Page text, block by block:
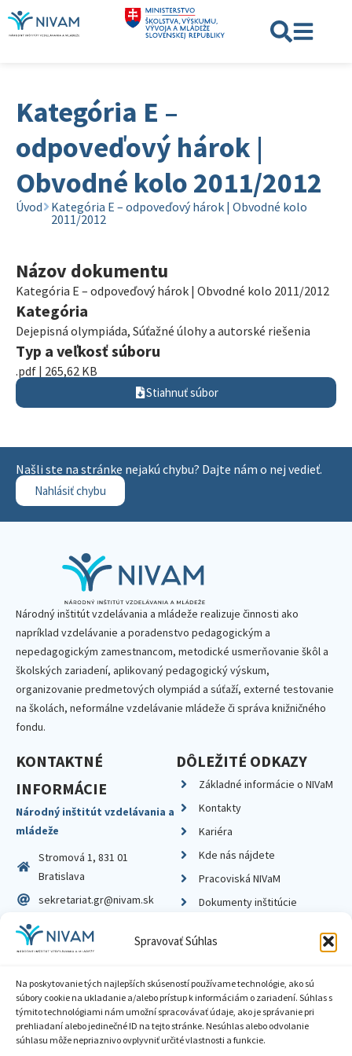
Spravovať Súhlas
Na poskytovanie tých najlepších skúseností používame technológie, ako sú
súbory cookie na ukladanie a/alebo prístup k informáciám o zariadení. Súhlas s
týmito technológiami nám umožní spracovávať údaje, ako je správanie pri
prehliadaní alebo jedinečné ID na tejto stránke. Nesúhlas alebo odvolanie
súhlasu môže nepriaznivo ovplyvniť určité vlastnosti a funkcie.
Kategória E –
odpoveďový hárok |
Obvodné kolo 2011/2012
Úvod
Kategória E – odpoveďový hárok | Obvodné kolo
2011/2012
Názov dokumentu
Kategória E – odpoveďový hárok | Obvodné kolo 2011/2012
Kategória
Dejepisná olympiáda, Súťažné úlohy a autorské riešenia
Typ a veľkosť súboru
.pdf | 265,62 KB
Stiahnuť súbor
Našli ste na stránke nejakú chybu? Dajte nám o nej vedieť.
Nahlásiť chybu
Národný inštitút vzdelávania a mládeže realizuje činnosti ako
napríklad vzdelávanie a poradenstvo pedagogickým a
nepedagogickým zamestnancom, metodické usmerňovanie škôl a
školských zariadení, aplikovaný pedagogický výskum,
organizovanie predmetových olympiád a súťaží, externé testovanie
na školách, neformálne vzdelávanie mládeže či správa knižničného
fondu.
KONTAKTNÉ
INFORMÁCIE
Národný inštitút vzdelávania a
mládeže
Stromová 1, 831 01
Bratislava
sekretariat.gr@nivam.sk
IČO: 00164348
DIČ: 2020798714
DÔLEŽITÉ ODKAZY
Základné informácie o NIVaM
Kontakty
Kariéra
Kde nás nájdete
Pracoviská NIVaM
Dokumenty inštitúcie
Zásady ochrany súkromia